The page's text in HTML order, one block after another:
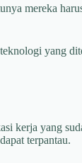
mereka
yang
kerja yang
terpantau.